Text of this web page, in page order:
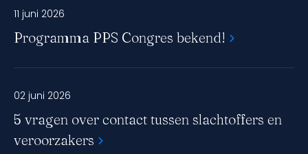
11 juni 2026
Programma PPS Congres bekend!
02 juni 2026
5 vragen over contact tussen slachtoffers en
veroorzakers